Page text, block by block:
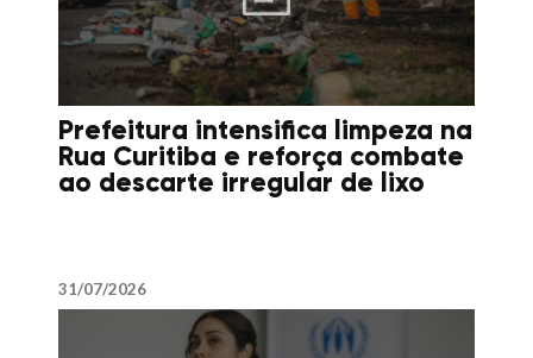
Prefeitura intensifica limpeza na
Rua Curitiba e reforça combate
ao descarte irregular de lixo
31/07/2026